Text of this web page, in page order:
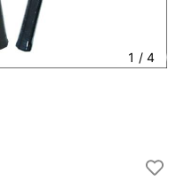
1 / 4